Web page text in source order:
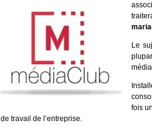
Le
fois
de travail de l’entreprise.